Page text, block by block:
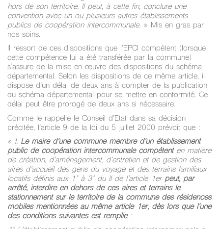
hors de son territoire. Il peut, à cette fin, conclure une
convention avec un ou plusieurs autres établissements
publics de coopération intercommunale. » Mis en gras par
nos soins.
Il ressort de ces dispositions que l’EPCI compétent (lorsque
cette compétence lui a été transférée par la commune)
s’assure de la mise en œuvre des dispositions du schéma
départemental. Selon les dispositions de ce même article, il
dispose d’un délai de deux ans à compter de la publication
du schéma départemental pour se mettre en conformité. Ce
délai peut être prorogé de deux ans si nécessaire.
Comme le rappelle le Conseil d’Etat dans sa décision
précitée, l’article 9 de la loi du 5 juillet 2000 prévoit que :
« I. Le maire d’une commune membre d’un établissement
public de coopération intercommunale compétenten matière
de création, d’aménagement, d’entretien et de gestion des
aires d’accueil des gens du voyage et des terrains familiaux
locatifs définis aux 1° à 3° du II de l’article 1er peut, par
arrêté, interdire en dehors de ces aires et terrains le
stationnement sur le territoire de la commune des résidences
mobiles mentionnées au même article 1er, dès lors que l’une
des conditions suivantes est remplie: